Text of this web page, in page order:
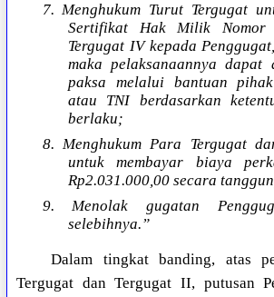
7. Menghukum Turut Tergugat
Sertifikat Hak Milik Nomor
Tergugat IV kepada
maka pelaksanaannya dapat
paksa melalui bantuan
atau TNI berdasarkan
berlaku;
8. Menghukum Para Tergugat
untuk membayar biaya
Rp2.031.000,00 secara
9. Menolak gugatan
selebihnya.”
Dalam tingkat banding, atas
Tergugat dan Tergugat II, putusan